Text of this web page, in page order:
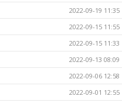
2022-09-19 11:35
2022-09-15 11:55
2022-09-15 11:33
2022-09-13 08:09
2022-09-06 12:58
2022-09-01 12:55